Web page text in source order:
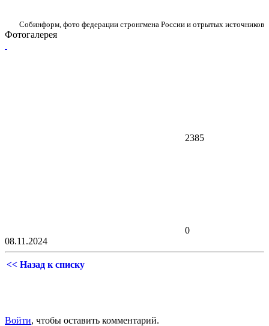
Собинформ, фото федерации стронгмена России и отрытых источников
Фотогалерея
2385
0
08.11.2024
<< Назад к списку
Войти, чтобы оставить комментарий.